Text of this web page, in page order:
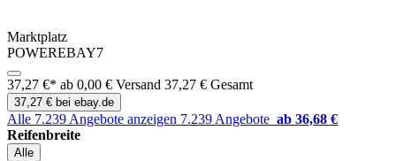
Marktplatz
POWEREBAY7
37,27 €* ab 0,00 € Versand 37,27 € Gesamt
37,27 € bei ebay.de
Alle 7.239 Angebote anzeigen 7.239 Angebote ab 36,68 €
Reifenbreite
Alle